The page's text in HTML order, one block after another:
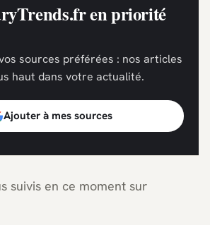
en priorité
sources préférées : nos articles
haut dans votre actualité.
Ajouter à mes sources
suivis en ce moment sur